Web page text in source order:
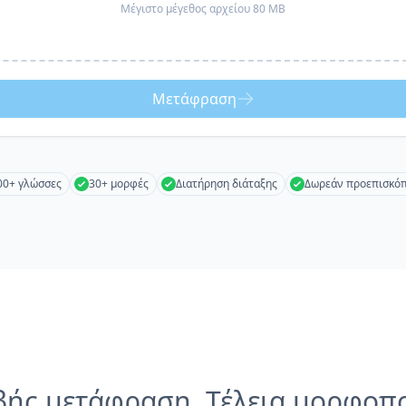
Μέγιστο μέγεθος αρχείου 80 MB
Μετάφραση
γλώσσες 30+ μορφές Διατήρηση διάταξης Δωρεάν